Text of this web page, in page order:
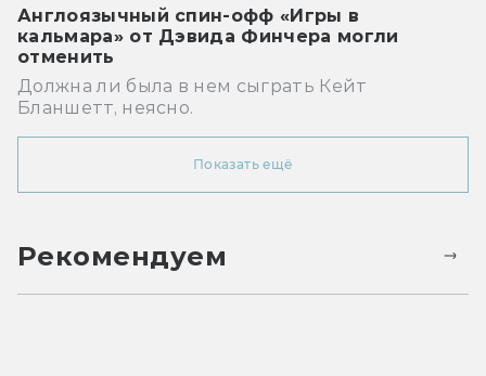
Англоязычный спин-офф «Игры в
кальмара» от Дэвида Финчера могли
отменить
Должна ли была в нем сыграть Кейт
Бланшетт, неясно.
Показать ещё
Рекомендуем